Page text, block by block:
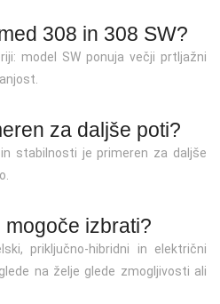
308 in 308 SW?
model SW ponuja večji prtljažni
za daljše poti?
stabilnosti je primeren za daljše
izbrati?
priključno-hibridni in električni
na želje glede zmogljivosti ali